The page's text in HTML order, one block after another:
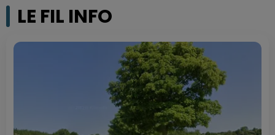
LE FIL INFO